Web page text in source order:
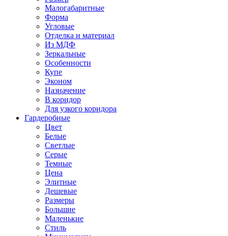
Малогабаритные
Форма
Угловые
Отделка и материал
Из МДФ
Зеркальные
Особенности
Купе
Эконом
Назначение
В коридор
Для узкого коридора
Гардеробные
Цвет
Белые
Светлые
Серые
Темные
Цена
Элитные
Дешевые
Размеры
Большие
Маленькие
Стиль